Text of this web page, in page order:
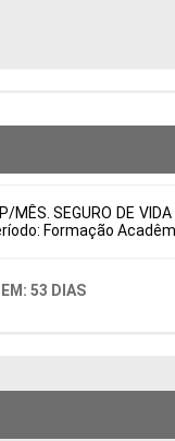
SP, Brasil Área de
SEGURO DE VIDA
Formação
EM: 53 DIAS